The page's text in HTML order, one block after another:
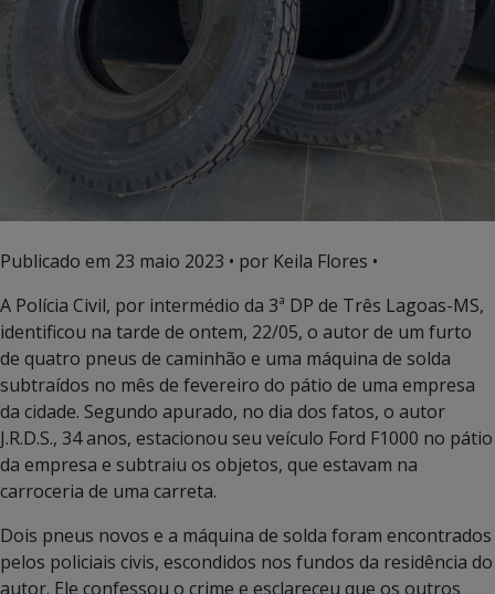
Publicado em 23 maio 2023 • por Keila Flores •
A Polícia Civil, por intermédio da 3ª DP de Três Lagoas-MS,
identificou na tarde de ontem, 22/05, o autor de um furto
de quatro pneus de caminhão e uma máquina de solda
subtraídos no mês de fevereiro do pátio de uma empresa
da cidade. Segundo apurado, no dia dos fatos, o autor
J.R.D.S., 34 anos, estacionou seu veículo Ford F1000 no pátio
da empresa e subtraiu os objetos, que estavam na
carroceria de uma carreta.
Dois pneus novos e a máquina de solda foram encontrados
pelos policiais civis, escondidos nos fundos da residência do
autor. Ele confessou o crime e esclareceu que os outros